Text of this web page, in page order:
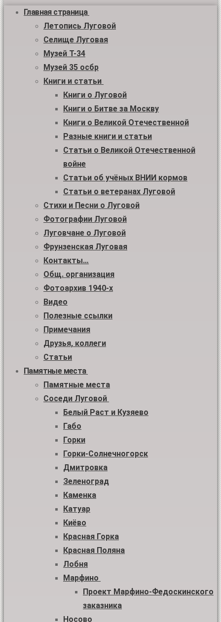
Главная страница
Летопись Луговой
Селище Луговая
Музей Т-34
Музей 35 осбр
Книги и статьи
Книги о Луговой
Книги о Битве за Москву
Книги о Великой Отечественной
Разные книги и статьи
Статьи о Великой Отечественной
войне
Статьи об учёных ВНИИ кормов
Статьи о ветеранах Луговой
Стихи и Песни о Луговой
Фотографии Луговой
Луговчане о Луговой
Фрунзенская Луговая
Контакты…
Общ. организация
Фотоархив 1940-х
Видео
Полезные ссылки
Примечания
Друзья, коллеги
Статьи
Памятные места
Памятные места
Соседи Луговой
Белый Раст и Кузяево
Габо
Горки
Горки-Солнечногорск
Дмитровка
Зеленоград
Каменка
Катуар
Киёво
Красная Горка
Красная Поляна
Лобня
Марфино
Проект Марфино-Федоскинского
заказника
Носово